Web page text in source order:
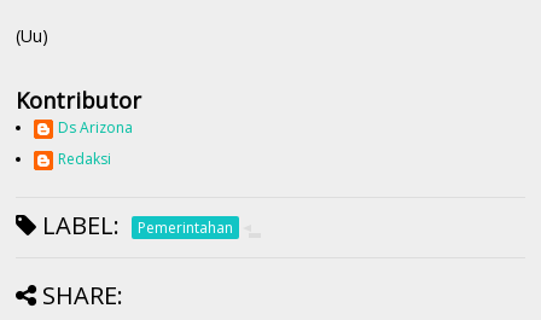
(Uu)
Kontributor
Ds Arizona
Redaksi
LABEL: Pemerintahan
SHARE: